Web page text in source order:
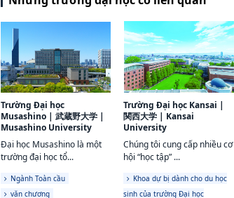
Trường Đại học
Musashino | 武蔵野大学 |
Musashino University
Đại học Musashino là một
trường đại học tổ...
Ngành Toàn cầu
văn chương
Trường Đại học Kansai |
関西大学 | Kansai
University
Chúng tôi cung cấp nhiều cơ
hội “học tập” ...
Khoa dự bị dành cho du học
sinh của trường Đại học